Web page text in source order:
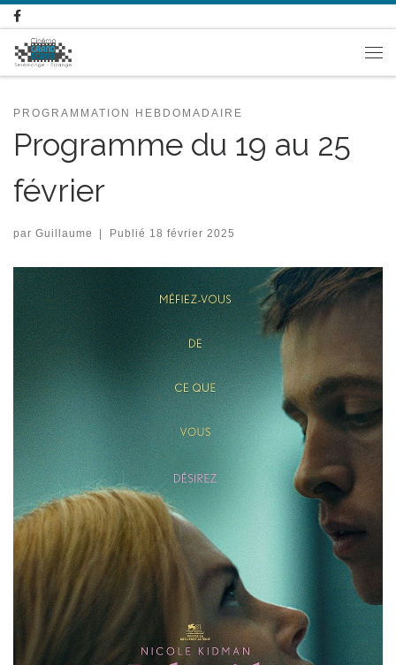
PROGRAMMATION HEBDOMADAIRE
Programme du 19 au 25
février
par Guillaume | Publié 18 février 2025